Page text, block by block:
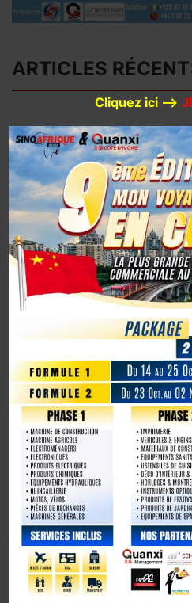
ARTICLES
Avec 780 millions de dollars
2026, Huaxin Gold accélère son
Afrique et Asie
Coopération sino-ivoirienne :
siège du centre d’affaires YUE
(YABA) à Guangzhou
Coopération Sino-Ivoirienne :
Ambassadeur de la Côte d’Ivoire
diplomatique
1er octobre 2025, la Chine
La Chine fête les 80 ans de la
Cliquez ici –>